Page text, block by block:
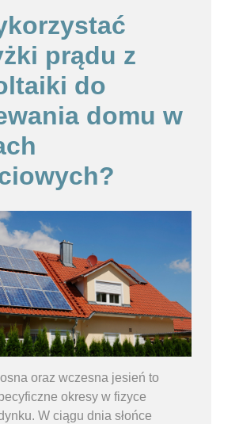
prądu z
do
domu w
oraz wczesna jesień to
okresy w fizyce
W ciągu dnia słońce